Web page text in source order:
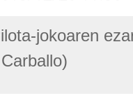
jokoaren